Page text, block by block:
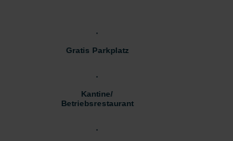
Gratis Parkplatz
Kantine/
Betriebsrestaurant